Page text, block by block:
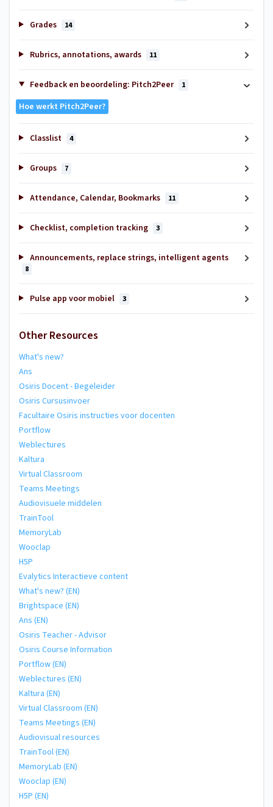
Grades 14
Rubrics, annotations, awards 11
Feedback en beoordeling: Pitch2Peer 1
Hoe werkt Pitch2Peer?
Classlist 4
Groups 7
Attendance, Calendar, Bookmarks 11
Checklist, completion tracking 3
Announcements, replace strings, intelligent agents
8
Pulse app voor mobiel 3
Other Resources
What's new?
Ans
Osiris Docent - Begeleider
Osiris Cursusinvoer
Facultaire Osiris instructies voor docenten
Portflow
Weblectures
Kaltura
Virtual Classroom
Teams Meetings
Audiovisuele middelen
TrainTool
MemoryLab
Wooclap
H5P
Evalytics Interactieve content
What's new? (EN)
Brightspace (EN)
Ans (EN)
Osiris Teacher - Advisor
Osiris Course Information
Portflow (EN)
Weblectures (EN)
Kaltura (EN)
Virtual Classroom (EN)
Teams Meetings (EN)
Audiovisual resources
TrainTool (EN)
MemoryLab (EN)
Wooclap (EN)
H5P (EN)